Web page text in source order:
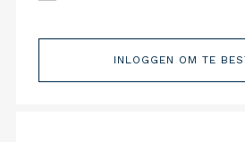
INLOGGEN OM TE